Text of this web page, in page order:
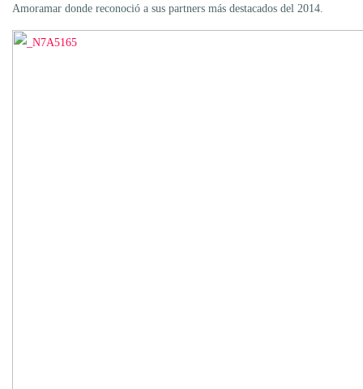
Amoramar donde reconoció a sus partners más destacados del 2014.